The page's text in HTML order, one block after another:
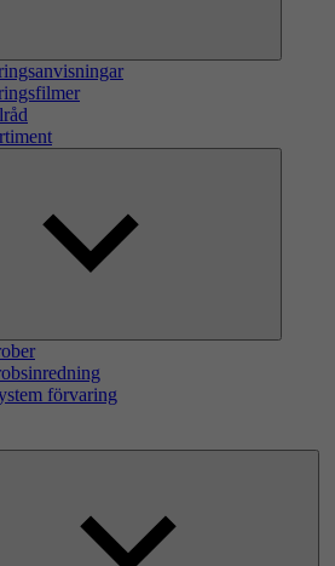
förvaring